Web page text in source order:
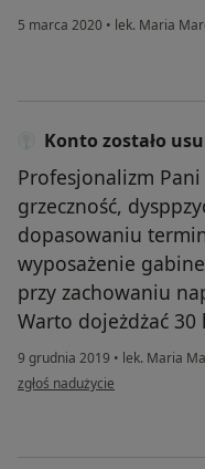
5 marca 2020 • lek. Maria
Konto zostało
Profesjonalizm
grzeczność,
dopasowaniu
wyposażenie
przy zachowaniu
Warto dojeżdżać
9 grudnia 2019 • lek. Maria
w opinii użytkownika Konto
zgłoś nadużycie